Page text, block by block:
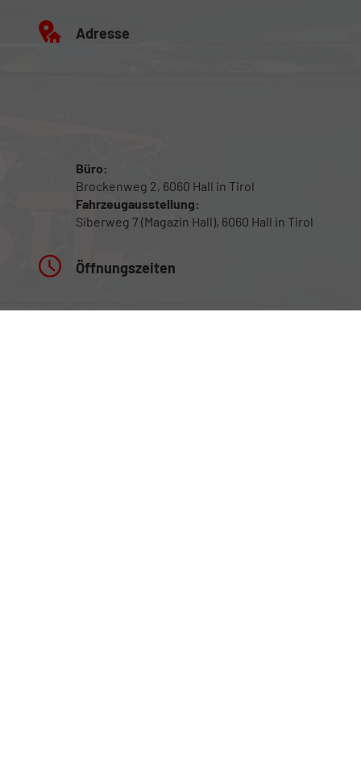
Adresse
Büro:
Brockenweg 2, 6060 Hall in Tirol
Fahrzeugausstellung:
Siberweg 7 (Magazin Hall), 6060 Hall in Tirol
Öffnungszeiten